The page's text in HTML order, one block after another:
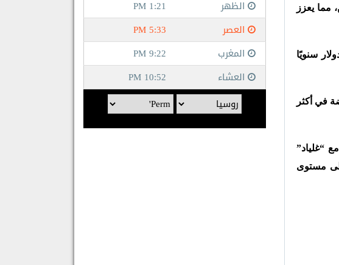
والمراهقين، مما يعزز
بلغت تكلفته في الولايات المتحدة أكثر من 28 ألف دولار سنويًا
في أكثر
“غلياد”
مستوى